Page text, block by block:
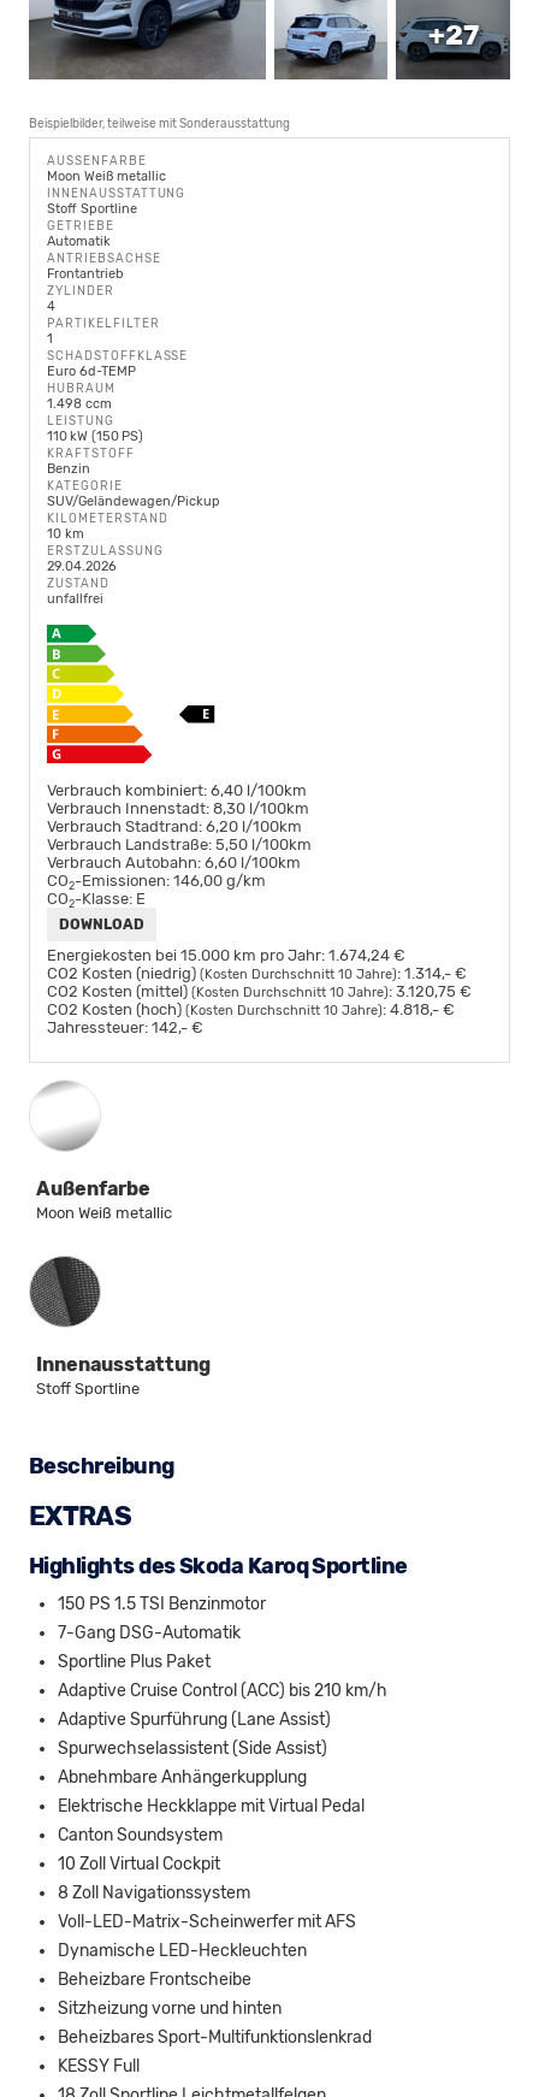
+27
Beispielbilder, teilweise mit Sonderausstattung
AUSSENFARBE
Moon Weiß metallic
INNENAUSSTATTUNG
Stoff Sportline
GETRIEBE
Automatik
ANTRIEBSACHSE
Frontantrieb
ZYLINDER
4
PARTIKELFILTER
1
SCHADSTOFFKLASSE
Euro 6d-TEMP
HUBRAUM
1.498 ccm
LEISTUNG
110 kW (150 PS)
KRAFTSTOFF
Benzin
KATEGORIE
SUV/Geländewagen/Pickup
KILOMETERSTAND
10 km
ERSTZULASSUNG
29.04.2026
ZUSTAND
unfallfrei
Verbrauch kombiniert: 6,40 l/100km
Verbrauch Innenstadt: 8,30 l/100km
Verbrauch Stadtrand: 6,20 l/100km
Verbrauch Landstraße: 5,50 l/100km
Verbrauch Autobahn: 6,60 l/100km
CO2-Emissionen: 146,00 g/km
CO2-Klasse: E
DOWNLOAD
Energiekosten bei 15.000 km pro Jahr: 1.674,24 €
CO2 Kosten (niedrig) (Kosten Durchschnitt 10 Jahre): 1.314,- €
CO2 Kosten (mittel) (Kosten Durchschnitt 10 Jahre): 3.120,75 €
CO2 Kosten (hoch) (Kosten Durchschnitt 10 Jahre): 4.818,- €
Jahressteuer: 142,- €
Außenfarbe
Moon Weiß metallic
Innenausstattung
Innenausstattung
Stoff Sportline
Beschreibung
EXTRAS
Highlights des Skoda Karoq Sportline
150 PS 1.5 TSI Benzinmotor
7-Gang DSG-Automatik
Sportline Plus Paket
Adaptive Cruise Control (ACC) bis 210 km/h
Adaptive Spurführung (Lane Assist)
Spurwechselassistent (Side Assist)
Abnehmbare Anhängerkupplung
Elektrische Heckklappe mit Virtual Pedal
Canton Soundsystem
10 Zoll Virtual Cockpit
8 Zoll Navigationssystem
Voll-LED-Matrix-Scheinwerfer mit AFS
Dynamische LED-Heckleuchten
Beheizbare Frontscheibe
Sitzheizung vorne und hinten
Beheizbares Sport-Multifunktionslenkrad
KESSY Full